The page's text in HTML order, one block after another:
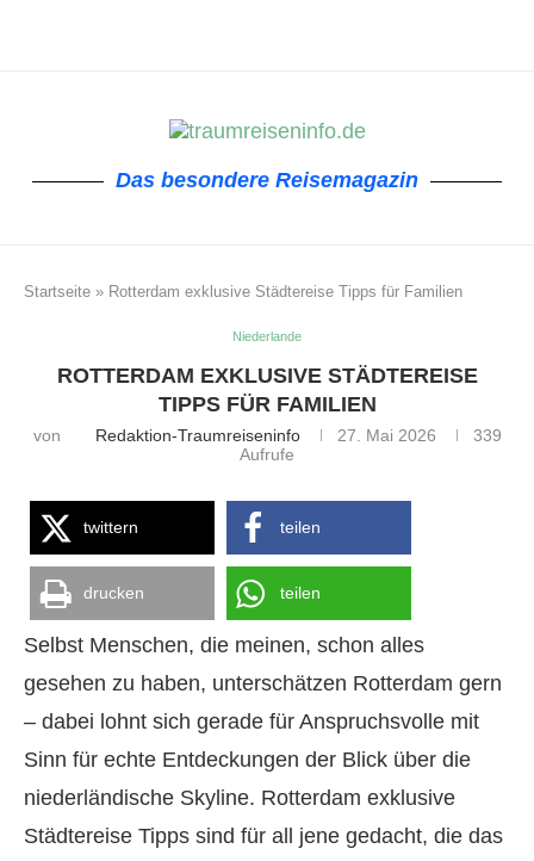
Das besondere Reisemagazin
Startseite » Rotterdam exklusive Städtereise Tipps für Familien
Niederlande
ROTTERDAM EXKLUSIVE STÄDTEREISE
TIPPS FÜR FAMILIEN
von Redaktion-Traumreiseninfo 27. Mai 2026
339
Aufrufe
twittern teilen
drucken teilen
Selbst Menschen, die meinen, schon alles
gesehen zu haben, unterschätzen Rotterdam gern
– dabei lohnt sich gerade für Anspruchsvolle mit
Sinn für echte Entdeckungen der Blick über die
niederländische Skyline. Rotterdam exklusive
Städtereise Tipps sind für all jene gedacht, die das